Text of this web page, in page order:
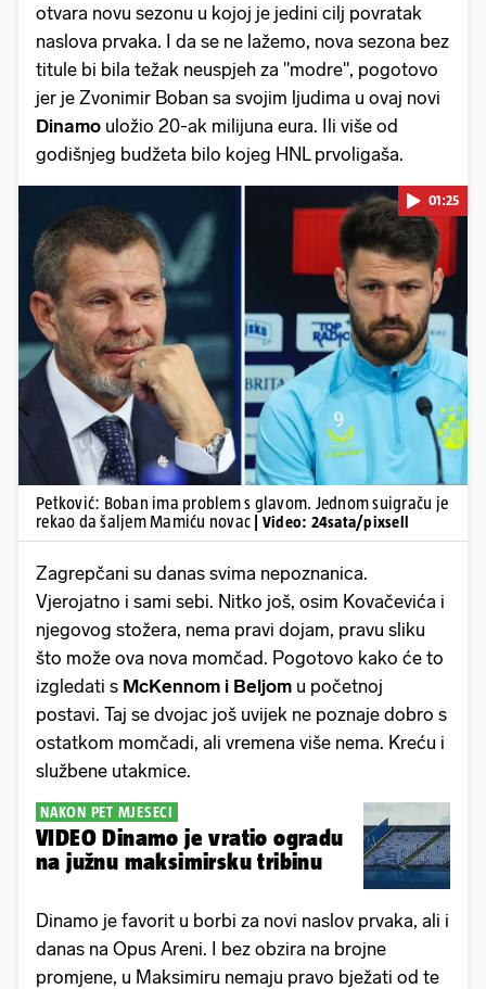
otvara novu sezonu u kojoj je jedini cilj povratak
naslova prvaka. I da se ne lažemo, nova sezona bez
titule bi bila težak neuspjeh za "modre", pogotovo
jer je Zvonimir Boban sa svojim ljudima u ovaj novi
Dinamo uložio 20-ak milijuna eura. Ili više od
godišnjeg budžeta bilo kojeg HNL prvoligaša.
Pokretanje videa...
01:25
Petković: Boban ima problem s glavom. Jednom suigraču je
rekao da šaljem Mamiću novac
| Video: 24sata/pixsell
Zagrepčani su danas svima nepoznanica.
Vjerojatno i sami sebi. Nitko još, osim Kovačevića i
njegovog stožera, nema pravi dojam, pravu sliku
što može ova nova momčad. Pogotovo kako će to
izgledati s McKennom i Beljom u početnoj
postavi. Taj se dvojac još uvijek ne poznaje dobro s
ostatkom momčadi, ali vremena više nema. Kreću i
službene utakmice.
NAKON PET MJESECI
VIDEO Dinamo je vratio ogradu
na južnu maksimirsku tribinu
Dinamo je favorit u borbi za novi naslov prvaka, ali i
danas na Opus Areni. I bez obzira na brojne
promjene, u Maksimiru nemaju pravo bježati od te